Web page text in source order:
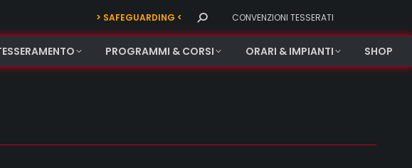
> SAFEGUARDING < Search: CONVENZIONI TESSERATI
PROGRAMMI & CORSI ORARI & IMPIANTI SHOP